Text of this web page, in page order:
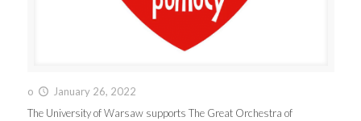
o
January 26, 2022
The University of Warsaw supports The Great Orchestra of